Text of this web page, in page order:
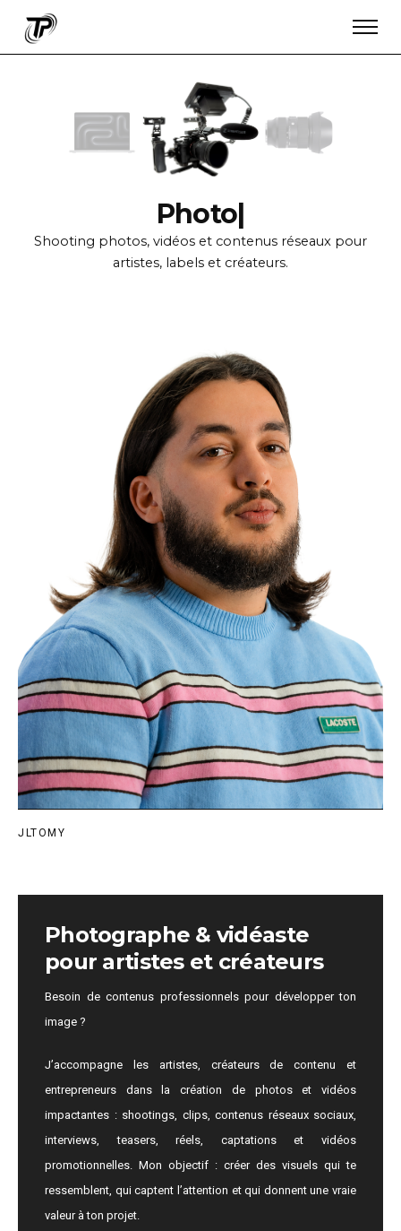
|
Shooting photos, vidéos et contenus réseaux pour
artistes, labels et créateurs.
JLTOMY
Photographe & vidéaste
pour artistes et créateurs
Besoin de contenus professionnels pour développer ton
image ?
J’accompagne les artistes, créateurs de contenu et
entrepreneurs dans la création de photos et vidéos
impactantes : shootings, clips, contenus réseaux sociaux,
interviews, teasers, réels, captations et vidéos
promotionnelles. Mon objectif : créer des visuels qui te
ressemblent, qui captent l’attention et qui donnent une vraie
valeur à ton projet.